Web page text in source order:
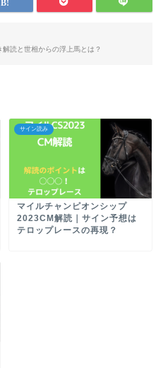
読と世相からの浮上馬とは？
サイン読み
マイルチャンピオンシップ
2023CM解読｜サイン予想は
テロップレースの再現？